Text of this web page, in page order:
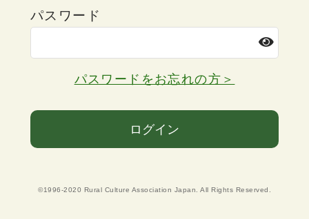
パスワード
パスワードをお忘れの方＞
ログイン
©1996-2020 Rural Culture Association Japan. All Rights Reserved.